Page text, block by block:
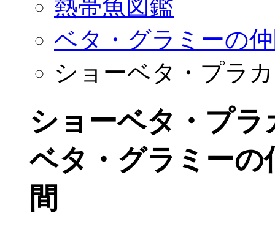
熱帯魚図鑑
ベタ・グラミーの
ショーベタ・プラ
ショーベタ・プラ
ベタ・グラミーの
間